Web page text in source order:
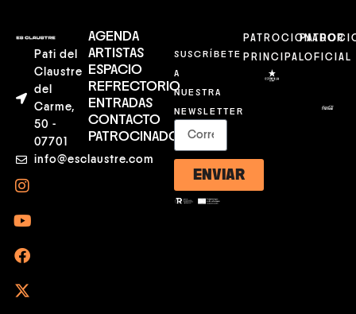
Pati del
Claustre
del
Carme,
50 -
07701
info@esclaustre.com
AGENDA
ARTISTAS
ESPACIO
REFRECTORIO
ENTRADAS
CONTACTO
PATROCINADORES
SUSCRÍBETE
A
NUESTRA
NEWSLETTER
ENVIAR
PATROCIONADOR
PRINCIPALOFICIAL